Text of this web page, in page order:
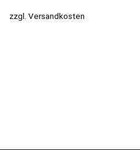
zzgl. Versandkosten